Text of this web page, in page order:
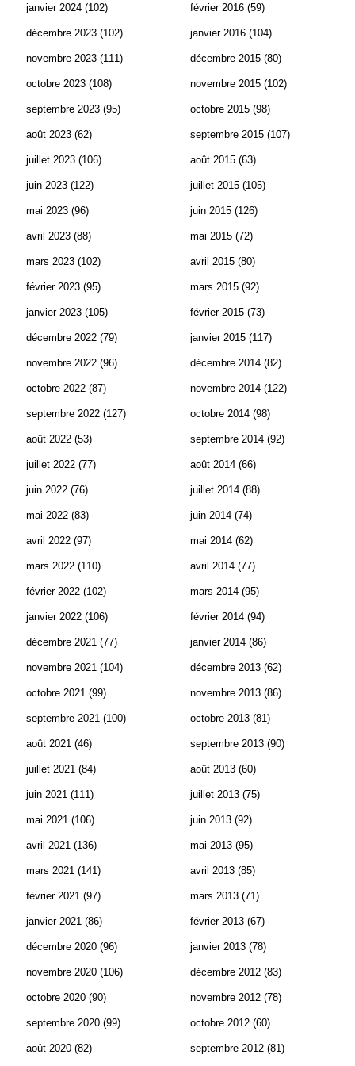
janvier 2024 (102)
décembre 2023 (102)
novembre 2023 (111)
octobre 2023 (108)
septembre 2023 (95)
août 2023 (62)
juillet 2023 (106)
juin 2023 (122)
mai 2023 (96)
avril 2023 (88)
mars 2023 (102)
février 2023 (95)
janvier 2023 (105)
décembre 2022 (79)
novembre 2022 (96)
octobre 2022 (87)
septembre 2022 (127)
août 2022 (53)
juillet 2022 (77)
juin 2022 (76)
mai 2022 (83)
avril 2022 (97)
mars 2022 (110)
février 2022 (102)
janvier 2022 (106)
décembre 2021 (77)
novembre 2021 (104)
octobre 2021 (99)
septembre 2021 (100)
août 2021 (46)
juillet 2021 (84)
juin 2021 (111)
mai 2021 (106)
avril 2021 (136)
mars 2021 (141)
février 2021 (97)
janvier 2021 (86)
décembre 2020 (96)
novembre 2020 (106)
octobre 2020 (90)
septembre 2020 (99)
août 2020 (82)
février 2016 (59)
janvier 2016 (104)
décembre 2015 (80)
novembre 2015 (102)
octobre 2015 (98)
septembre 2015 (107)
août 2015 (63)
juillet 2015 (105)
juin 2015 (126)
mai 2015 (72)
avril 2015 (80)
mars 2015 (92)
février 2015 (73)
janvier 2015 (117)
décembre 2014 (82)
novembre 2014 (122)
octobre 2014 (98)
septembre 2014 (92)
août 2014 (66)
juillet 2014 (88)
juin 2014 (74)
mai 2014 (62)
avril 2014 (77)
mars 2014 (95)
février 2014 (94)
janvier 2014 (86)
décembre 2013 (62)
novembre 2013 (86)
octobre 2013 (81)
septembre 2013 (90)
août 2013 (60)
juillet 2013 (75)
juin 2013 (92)
mai 2013 (95)
avril 2013 (85)
mars 2013 (71)
février 2013 (67)
janvier 2013 (78)
décembre 2012 (83)
novembre 2012 (78)
octobre 2012 (60)
septembre 2012 (81)